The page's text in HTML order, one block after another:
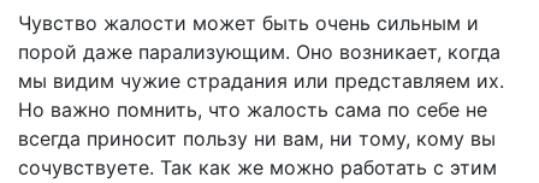
Чувство жалости может быть очень сильным и
порой даже парализующим. Оно возникает, когда
мы видим чужие страдания или представляем их.
Но важно помнить, что жалость сама по себе не
всегда приносит пользу ни вам, ни тому, кому вы
сочувствуете. Так как же можно работать с этим